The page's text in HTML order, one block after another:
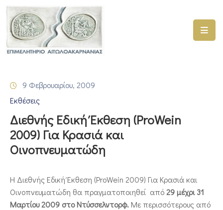
ΑΡΧΙΚΗ
ΓΕΜΗ
–
ΠΡΟΓΡΑΜΜΑΤΑ
ΕΠΙΜΕΛΗΤΗΡΙΟΥ
ΣΕ
ΕΤΑΙΡΕΙΕΣ
9 Φεβρουαρίου, 2009
Εκθέσεις
Διεθνής Εδική Έκθεση (ProWein
2009) Για Κρασιά και
Οινοπνευματώδη
H Διεθνής Εδική Έκθεση (ProWein 2009) Για Κρασιά και
Οινοπνευματώδη θα πραγματοποιηθεί από29 μέχρι 31
Μαρτίου 2009 στο Ντύσσελντορφ. Με περισσότερους από